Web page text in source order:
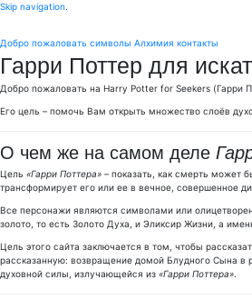
Skip navigation.
Добро пожаловать символы Алхимия контакты
Гарри Поттер для
Добро пожаловать на Harry Potter for Seekers (Гарри
Его цель – помочь Вам открыть множество слоёв
О чем же на самом деле
Цель «Гарри Поттера» – показать, как смерть может
трансформирует его или ее в вечное, совершенное
Все персонажи являются символами или
золото, то есть Золото Духа, и Эликсир Жизни, а
Цель этого сайта заключается в том, чтобы
рассказанную: возвращение домой Блудного Сына в
духовной силы, излучающейся из «Гарри Поттера».